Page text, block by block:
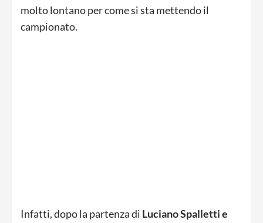
molto lontano per come si sta mettendo il
campionato.
Infatti, dopo la partenza di Luciano Spalletti e